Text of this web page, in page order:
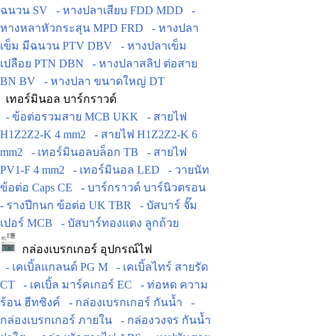
ฉนวน SV
- หางปลาเสียบ FDD MDD
-
หางหลาหัวกระสุน MPD FRD
- หางปลา
เข็ม มีฉนวน PTV DBV
- หางปลาเข็ม
เปลือย PTN DBN
- หางปลาสลิป ต่อสาย
BN BV
- หางปลา ขนาดใหญ่ DT
เทอร์มินอล บาร์กราวด์
- ข้อต่อรวมสาย MCB UKK
- สายไฟ
H1Z2Z2-K 4 mm2
- สายไฟ H1Z2Z2-K 6
mm2
- เทอร์มินอลบล็อก TB
- สายไฟ
PV1-F 4 mm2
- เทอร์มินอล LED
- วายนัท
ข้อต่อ Caps CE
- บาร์กราวด์ บาร์นิวตรอน
- รางปีกนก ข้อต่อ UK TBR
- บัสบาร์ จั๊ม
เปอร์ MCB
- บัสบาร์ทองแดง ลูกถ้วย
กล่องเบรกเกอร์ อุปกรณ์ไฟ
- เคเบิ้ลแกลนด์ PG M
- เคเบิ้ลไทร์ สายรัด
CT
- เคเบิ้ล มาร์คเกอร์ EC
- ท่อหด ความ
ร้อน ฮีทซิงค์
- กล่องเบรกเกอร์ กันน้ำ
-
กล่องเบรกเกอร์ ภายใน
- กล่องวงจร กันน้ำ